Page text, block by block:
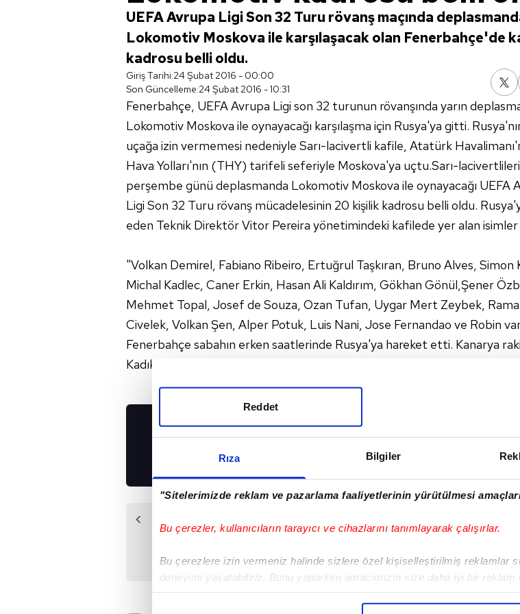
Rıza Bilgiler
"Sitelerimizde reklam ve pazarlama faaliyetlerinin yürütülmesi
Bu çerezler, kullanıcıların tarayıcı ve cihazlarını tanımlayarak çalışırlar.
Bu çerezlere izin vermeniz halinde sizlere özel kişiselleştirilmiş reklamlar
deneyimi yaşatabiliriz. Bunu yaparken amacımızın size daha iyi bir
Reddet
UEFA Avrupa Ligi Son 32 Turu rövanş maçında
Lokomotiv Moskova ile karşılaşacak olan Fenerbahçe'de
kadrosu belli oldu.
Giriş Tarihi:24 Şubat 2016 - 00:00
Son Güncelleme:24 Şubat 2016 - 10:31
Fenerbahçe, UEFA Avrupa Ligi son 32 turunun rövanşında yarın
Lokomotiv Moskova ile oynayacağı karşılaşma için Rusya'ya gitti.
uçağa izin vermemesi nedeniyle Sarı-lacivertli kafile, Atatürk
Hava Yolları'nın (THY) tarifeli seferiyle Moskova'ya uçtu.Sarı-
perşembe günü deplasmanda Lokomotiv Moskova ile oynayacağı UEFA
Ligi Son 32 Turu rövanş mücadelesinin 20 kişilik kadrosu belli oldu.
eden Teknik Direktör Vitor Pereira yönetimindeki kafilede yer alan isimler
"Volkan Demirel, Fabiano Ribeiro, Ertuğrul Taşkıran, Bruno Alves, Simon
Michal Kadlec, Caner Erkin, Hasan Ali Kaldırım, Gökhan Gönül,Şener
Mehmet Topal, Josef de Souza, Ozan Tufan, Uygar Mert Zeybek,
Civelek, Volkan Şen, Alper Potuk, Luis Nani, Jose Fernandao ve Robin
Fenerbahçe sabahın erken saatlerinde Rusya'ya hareket etti. Kanarya
Kadıköy'de oynadığı ilk maçı 2-0 kazanarak tur için avantaj elde etmişti.
UYGULAMALARIMIZI
İNDİRİN!
Biz de F.Bahçe gibi
'Patron geldi,